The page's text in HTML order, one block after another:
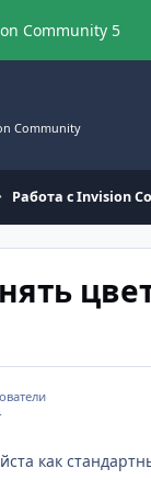
Community 5
Community
Работа с Invision
как